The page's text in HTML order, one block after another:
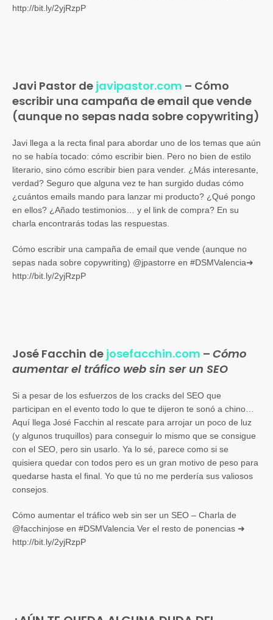
http://bit.ly/2yjRzpP
Javi Pastor de javipastor.com – Cómo
escribir una campaña de email que vende
(aunque no sepas nada sobre copywriting)
Javi llega a la recta final para abordar uno de los temas que aún
no se había tocado: cómo escribir bien. Pero no bien de estilo
literario, sino cómo escribir bien para vender. ¿Más interesante,
verdad? Seguro que alguna vez te han surgido dudas cómo
¿cuántos emails mando para lanzar mi producto? ¿Qué pongo
en ellos? ¿Añado testimonios… y el link de compra? En su
charla encontrarás todas las respuestas.
Cómo escribir una campaña de email que vende (aunque no
sepas nada sobre copywriting) @jpastorre en #DSMValencia➜
http://bit.ly/2yjRzpP
José Facchin de josefacchin.com – Cómo
aumentar el tráfico web sin ser un SEO
Si a pesar de los esfuerzos de los cracks del SEO que
participan en el evento todo lo que te dijeron te sonó a chino…
Aquí llega José Facchin al rescate para arrojar un poco de luz
(y algunos truquillos) para conseguir lo mismo que se consigue
con el SEO, pero sin usarlo. Ya lo sé, parece como si se
quisiera quedar con todos pero es un gran motivo de peso para
quedarse hasta el final. Yo que tú no me perdería sus valiosos
consejos.
Cómo aumentar el tráfico web sin ser un SEO – Charla de
@facchinjose en #DSMValencia Ver el resto de ponencias ➜
http://bit.ly/2yjRzpP